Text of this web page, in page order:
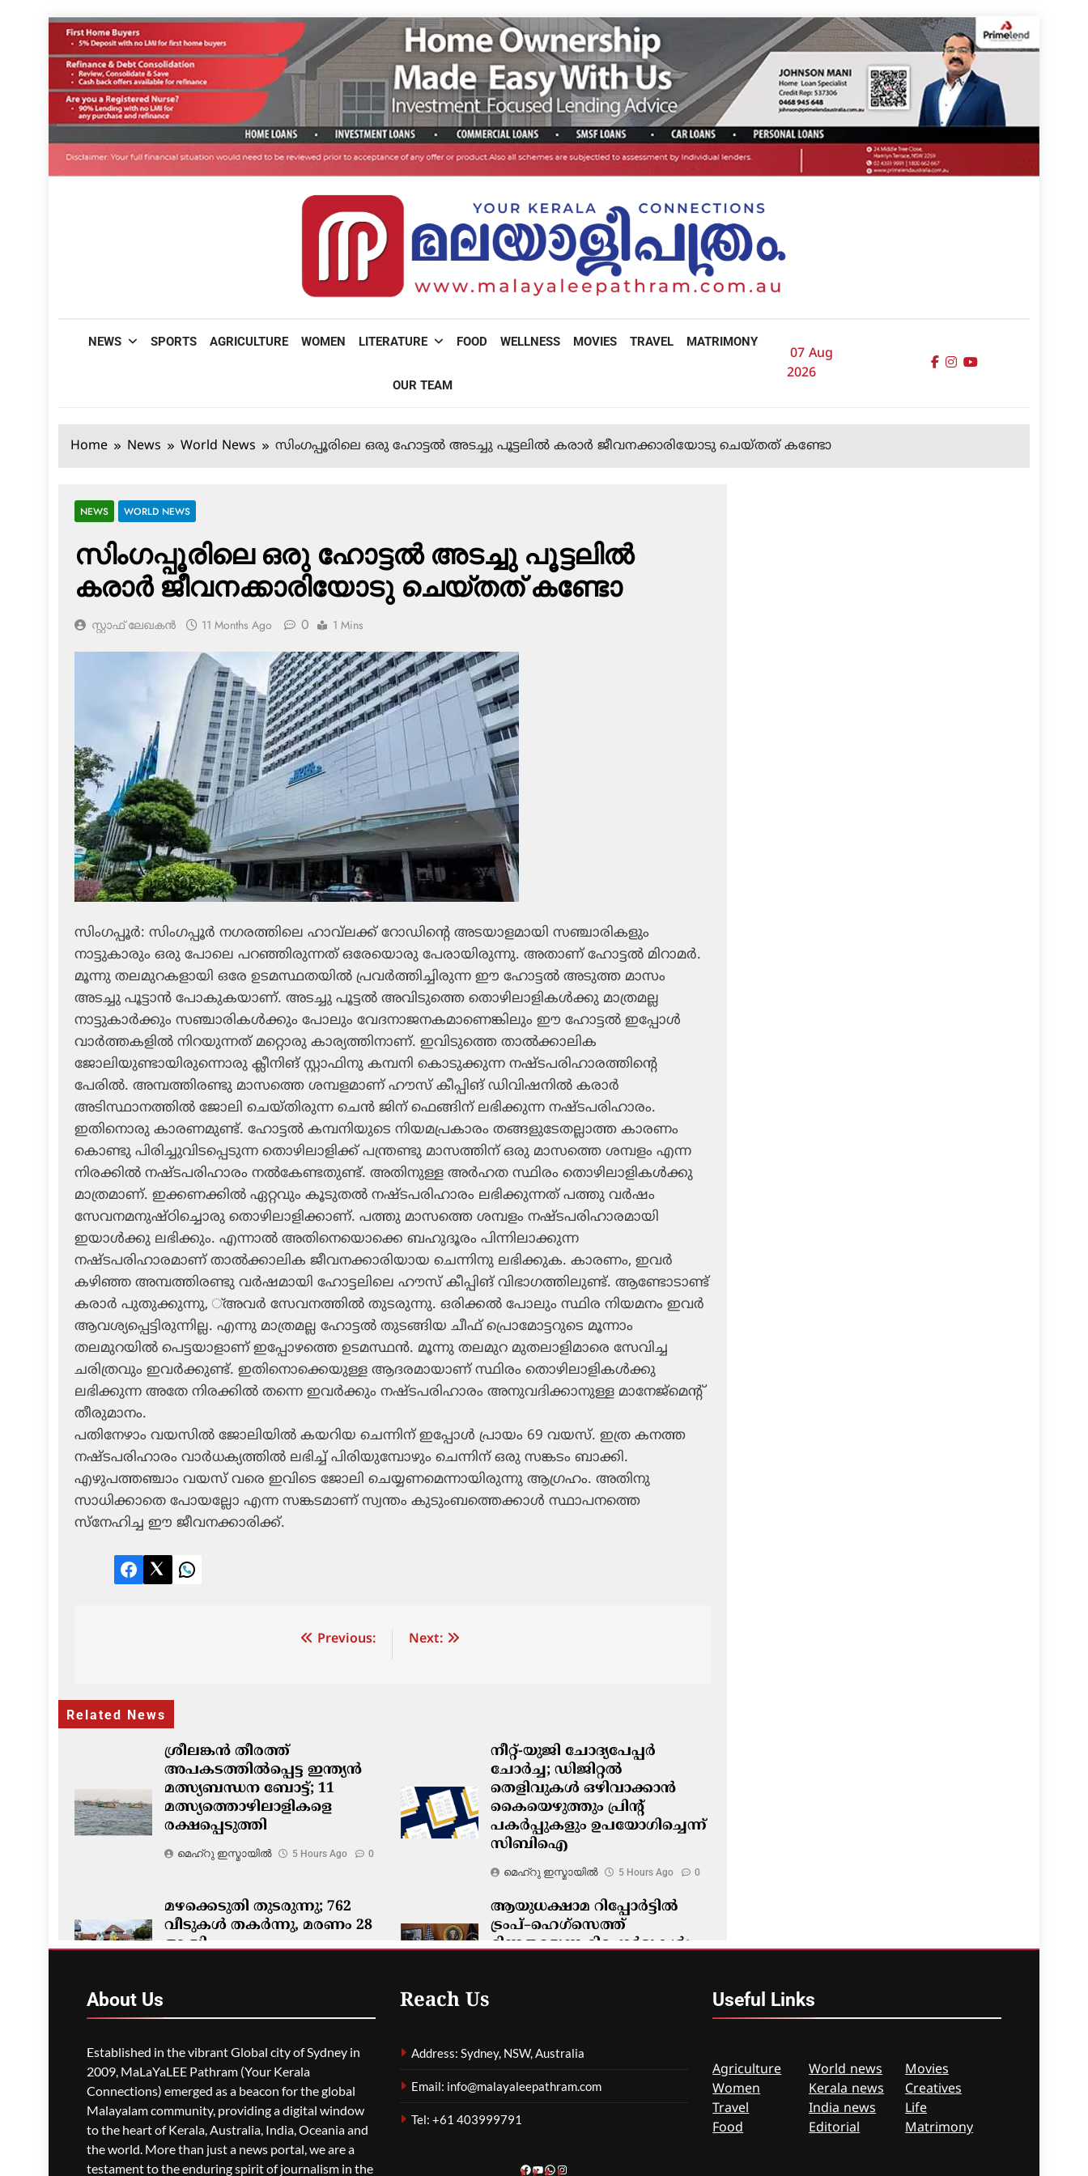
Skip
content
NEWS SPORTS AGRICULTURE WOMEN LITERATURE FOOD WELLNESS MOVIES TRAVEL MATRIMONY
OUR TEAM
07 Aug
2026
Home News World News സിംഗപ്പൂരിലെ ഒരു ഹോട്ടല്‍ അടച്ചു പൂട്ടലില്‍ കരാര്‍ ജീവനക്കാരിയോടു ചെയ്തത് കണ്ടോ
NEWS WORLD NEWS
സിംഗപ്പൂരിലെ ഒരു ഹോട്ടല്‍ അടച്ചു പൂട്ടലില്‍
കരാര്‍ ജീവനക്കാരിയോടു ചെയ്തത് കണ്ടോ
സ്റ്റാഫ് ലേഖകൻ 11 Months Ago 0 1 Mins
സിംഗപ്പൂര്‍: സിംഗപ്പൂര്‍ നഗരത്തിലെ ഹാവ്‌ലക്ക് റോഡിന്റെ അടയാളമായി സഞ്ചാരികളും
നാട്ടുകാരും ഒരു പോലെ പറഞ്ഞിരുന്നത് ഒരേയൊരു പേരായിരുന്നു. അതാണ് ഹോട്ടല്‍ മിറാമര്‍.
മൂന്നു തലമുറകളായി ഒരേ ഉടമസ്ഥതയില്‍ പ്രവര്‍ത്തിച്ചിരുന്ന ഈ ഹോട്ടല്‍ അടുത്ത മാസം
അടച്ചു പൂട്ടാന്‍ പോകുകയാണ്. അടച്ചു പൂട്ടല്‍ അവിടുത്തെ തൊഴിലാളികള്‍ക്കു മാത്രമല്ല
നാട്ടുകാര്‍ക്കും സഞ്ചാരികള്‍ക്കും പോലും വേദനാജനകമാണെങ്കിലും ഈ ഹോട്ടല്‍ ഇപ്പോള്‍
വാര്‍ത്തകളില്‍ നിറയുന്നത് മറ്റൊരു കാര്യത്തിനാണ്. ഇവിടുത്തെ താല്‍ക്കാലിക
ജോലിയുണ്ടായിരുന്നൊരു ക്ലീനിങ് സ്റ്റാഫിനു കമ്പനി കൊടുക്കുന്ന നഷ്ടപരിഹാരത്തിന്റെ
പേരില്‍. അമ്പത്തിരണ്ടു മാസത്തെ ശമ്പളമാണ് ഹൗസ് കീപ്പിങ് ഡിവിഷനില്‍ കരാര്‍
അടിസ്ഥാനത്തില്‍ ജോലി ചെയ്തിരുന്ന ചെന്‍ ജിന് ഫെങ്ങിന് ലഭിക്കുന്ന നഷ്ടപരിഹാരം.
ഇതിനൊരു കാരണമുണ്ട്. ഹോട്ടല്‍ കമ്പനിയുടെ നിയമപ്രകാരം തങ്ങളുടേതല്ലാത്ത കാരണം
കൊണ്ടു പിരിച്ചുവിടപ്പെടുന്ന തൊഴിലാളിക്ക് പന്ത്രണ്ടു മാസത്തിന് ഒരു മാസത്തെ ശമ്പളം എന്ന
നിരക്കില്‍ നഷ്ടപരിഹാരം നല്‍കേണ്ടതുണ്ട്. അതിനുള്ള അര്‍ഹത സ്ഥിരം തൊഴിലാളികള്‍ക്കു
മാത്രമാണ്. ഇക്കണക്കില്‍ ഏറ്റവും കൂടുതല്‍ നഷ്ടപരിഹാരം ലഭിക്കുന്നത് പത്തു വര്‍ഷം
സേവനമനുഷ്ഠിച്ചൊരു തൊഴിലാളിക്കാണ്. പത്തു മാസത്തെ ശമ്പളം നഷ്ടപരിഹാരമായി
ഇയാള്‍ക്കു ലഭിക്കും. എന്നാല്‍ അതിനെയൊക്കെ ബഹുദൂരം പിന്നിലാക്കുന്ന
നഷ്ടപരിഹാരമാണ് താല്‍ക്കാലിക ജീവനക്കാരിയായ ചെന്നിനു ലഭിക്കുക. കാരണം, ഇവര്‍
കഴിഞ്ഞ അമ്പത്തിരണ്ടു വര്‍ഷമായി ഹോട്ടലിലെ ഹൗസ് കീപ്പിങ് വിഭാഗത്തിലുണ്ട്. ആണ്ടോടാണ്ട്
കരാര്‍ പുതുക്കുന്നു, ്അവര്‍ സേവനത്തില്‍ തുടരുന്നു. ഒരിക്കല്‍ പോലും സ്ഥിര നിയമനം ഇവര്‍
ആവശ്യപ്പെട്ടിരുന്നില്ല. എന്നു മാത്രമല്ല ഹോട്ടല്‍ തുടങ്ങിയ ചീഫ് പ്രൊമോട്ടറുടെ മൂന്നാം
തലമുറയില്‍ പെട്ടയാളാണ് ഇപ്പോഴത്തെ ഉടമസ്ഥന്‍. മൂന്നു തലമുറ മുതലാളിമാരെ സേവിച്ച
ചരിത്രവും ഇവര്‍ക്കുണ്ട്. ഇതിനൊക്കെയുള്ള ആദരമായാണ് സ്ഥിരം തൊഴിലാളികള്‍ക്കു
ലഭിക്കുന്ന അതേ നിരക്കില്‍ തന്നെ ഇവര്‍ക്കും നഷ്ടപരിഹാരം അനുവദിക്കാനുള്ള മാനേജ്‌മെന്റ്
തീരുമാനം.
പതിനേഴാം വയസില്‍ ജോലിയില്‍ കയറിയ ചെന്നിന് ഇപ്പോള്‍ പ്രായം 69 വയസ്. ഇത്ര കനത്ത
നഷ്ടപരിഹാരം വാര്‍ധക്യത്തില്‍ ലഭിച്ച് പിരിയുമ്പോഴും ചെന്നിന് ഒരു സങ്കടം ബാക്കി.
എഴുപത്തഞ്ചാം വയസ് വരെ ഇവിടെ ജോലി ചെയ്യണമെന്നായിരുന്നു ആഗ്രഹം. അതിനു
സാധിക്കാതെ പോയല്ലോ എന്ന സങ്കടമാണ് സ്വന്തം കുടുംബത്തെക്കാള്‍ സ്ഥാപനത്തെ
സ്‌നേഹിച്ച ഈ ജീവനക്കാരിക്ക്.
Facebook
TwitterLinkedIn
Previous: Next:
Related News
ശ്രീലങ്കൻ തീരത്ത്
അപകടത്തിൽപ്പെട്ട ഇന്ത്യൻ
മത്സ്യബന്ധന ബോട്ട്; 11
മത്സ്യത്തൊഴിലാളികളെ
രക്ഷപ്പെടുത്തി
മെഹ്റു ഇസ്മായില്‍ 5 Hours Ago 0
നീറ്റ്-യുജി ചോദ്യപേപ്പർ
ചോർച്ച; ഡിജിറ്റൽ
തെളിവുകൾ ഒഴിവാക്കാൻ
കൈയെഴുത്തും പ്രിന്റ്
പകർപ്പുകളും ഉപയോഗിച്ചെന്ന്
സിബിഐ
മെഹ്റു ഇസ്മായില്‍ 5 Hours Ago 0
മഴക്കെടുതി തുടരുന്നു; 762
വീടുകൾ തകർന്നു, മരണം 28
ആയി
ആയുധക്ഷാമ റിപ്പോർട്ടിൽ
ട്രംപ്–ഹെഗ്‌സെത്ത്
ഭിന്നതയെന്ന റിപ്പോർട്ടുകൾ;
About Us
Established in the vibrant Global city of Sydney in
2009, MaLaYaLEE Pathram (Your Kerala
Connections) emerged as a beacon for the global
Malayalam community, providing a digital window
to the heart of Kerala, Australia, India, Oceania and
the world. More than just a news portal, we are a
testament to the enduring spirit of journalism in the
Reach Us
Address: Sydney, NSW, Australia
Email: info@malayaleepathram.com
Tel: +61 403999791
Useful Links
Agriculture
Women
Travel
Food
World news
Kerala news
India news
Editorial
Movies
Creatives
Life
Matrimony